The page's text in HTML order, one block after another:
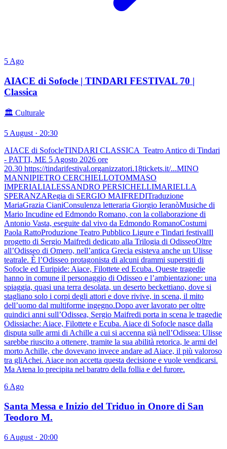
5 Ago
AIACE di Sofocle | TINDARI FESTIVAL 70 |
Classica
🏛️ Culturale
5 August · 20:30
AIACE di SofocleTINDARI CLASSICA Teatro Antico di Tindari
- PATTI, ME 5 Agosto 2026 ore
20.30 https://tindarifestival.organizzatori.18tickets.it/...MINO
MANNIPIETRO CERCHIELLOTOMMASO
IMPERIALIALESSANDRO PERSICHELLIMARIELLA
SPERANZARegia di SERGIO MAIFREDITraduzione
MariaGrazia CianiConsulenza letteraria Giorgio IeranòMusiche di
Mario Incudine ed Edmondo Romano, con la collaborazione di
Antonio Vasta, eseguite dal vivo da Edmondo RomanoCostumi
Paola RattoProduzione Teatro Pubblico Ligure e Tindari festivalIl
progetto di Sergio Maifredi dedicato alla Trilogia di OdisseoOltre
all’Odisseo di Omero, nell’antica Grecia esisteva anche un Ulisse
teatrale. È l’Odisseo protagonista di alcuni drammi superstiti di
Sofocle ed Euripide: Aiace, Filottete ed Ecuba. Queste tragedie
hanno in comune il personaggio di Odisseo e l’ambientazione: una
spiaggia, quasi una terra desolata, un deserto beckettiano, dove si
stagliano solo i corpi degli attori e dove rivive, in scena, il mito
dell’uomo dal multiforme ingegno.Dopo aver lavorato per oltre
quindici anni sull’Odissea, Sergio Maifredi porta in scena le tragedie
Odissiache: Aiace, Filottete e Ecuba. Aiace di Sofocle nasce dalla
disputa sulle armi di Achille a cui si accenna già nell’Odissea: Ulisse
sarebbe riuscito a ottenere, tramite la sua abilità retorica, le armi del
morto Achille, che dovevano invece andare ad Aiace, il più valoroso
tra gliAchei. Aiace non accetta questa decisione e vuole vendicarsi.
Ma Atena lo precipita nel baratro della follia e del furore.
6 Ago
Santa Messa e Inizio del Triduo in Onore di San
Teodoro M.
6 August · 20:00